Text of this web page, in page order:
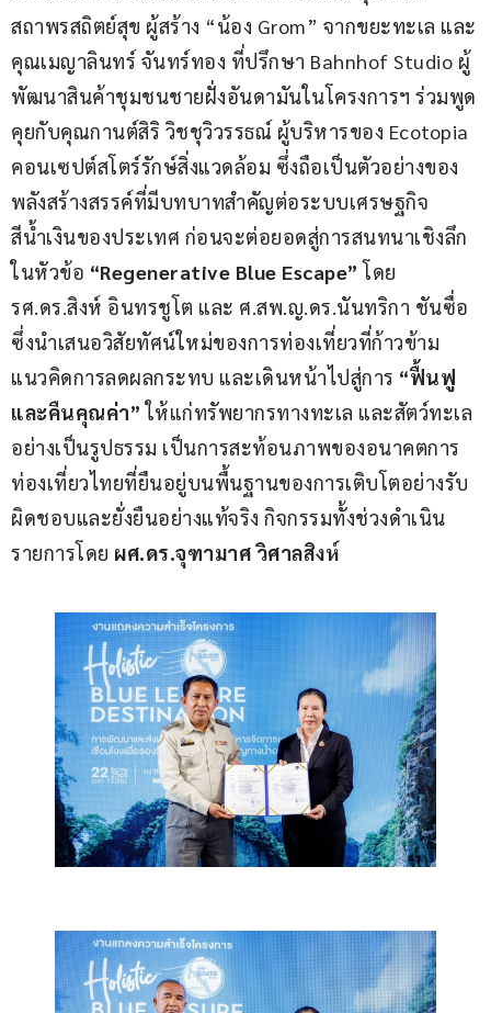
สถาพรสถิตย์สุข ผู้สร้าง “น้อง Grom” จากขยะทะเล และ
คุณเมญาลินทร์ จันทร์ทอง ที่ปรึกษา Bahnhof Studio ผู้
พัฒนาสินค้าชุมชนชายฝั่งอันดามันในโครงการฯ ร่วมพูด
คุยกับคุณกานต์สิริ วิชชุวิวรรธณ์ ผู้บริหารของ Ecotopia
คอนเซปต์สโตร์รักษ์สิ่งแวดล้อม ซึ่งถือเป็นตัวอย่างของ
พลังสร้างสรรค์ที่มีบทบาทสำคัญต่อระบบเศรษฐกิจ
สีน้ำเงินของประเทศ ก่อนจะต่อยอดสู่การสนทนาเชิงลึก
ในหัวข้อ “Regenerative Blue Escape” โดย
รศ.ดร.สิงห์ อินทรชูโต และ ศ.สพ.ญ.ดร.นันทริกา ชันซื่อ
ซึ่งนำเสนอวิสัยทัศน์ใหม่ของการท่องเที่ยวที่ก้าวข้าม
แนวคิดการลดผลกระทบ และเดินหน้าไปสู่การ “ฟื้นฟู
และคืนคุณค่า” ให้แก่ทรัพยากรทางทะเล และสัตว์ทะเล
อย่างเป็นรูปธรรม เป็นการสะท้อนภาพของอนาคตการ
ท่องเที่ยวไทยที่ยืนอยู่บนพื้นฐานของการเติบโตอย่างรับ
ผิดชอบและยั่งยืนอย่างแท้จริง กิจกรรมทั้งช่วงดำเนิน
รายการโดย ผศ.ดร.จุฑามาศ วิศาลสิงห์